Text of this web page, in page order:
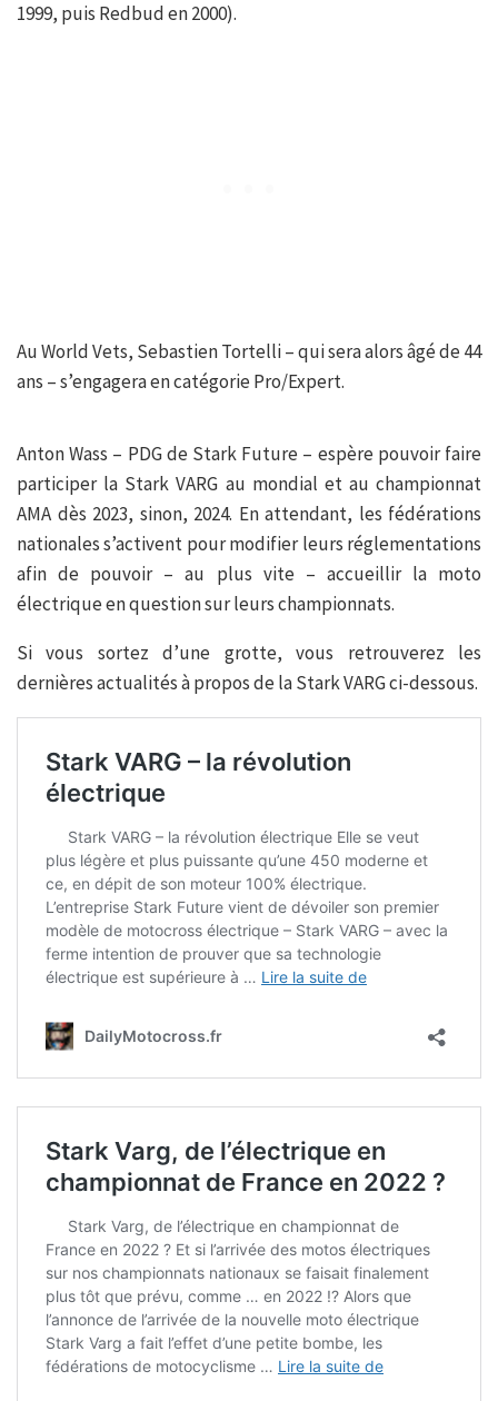
1999, puis Redbud en 2000).
Au World Vets, Sebastien Tortelli – qui sera alors âgé de 44
ans – s’engagera en catégorie Pro/Expert.
Anton Wass – PDG de Stark Future – espère pouvoir faire
participer la Stark VARG au mondial et au championnat
AMA dès 2023, sinon, 2024. En attendant, les fédérations
nationales s’activent pour modifier leurs réglementations
afin de pouvoir – au plus vite – accueillir la moto
électrique en question sur leurs championnats.
Si vous sortez d’une grotte, vous retrouverez les
dernières actualités à propos de la Stark VARG ci-dessous.